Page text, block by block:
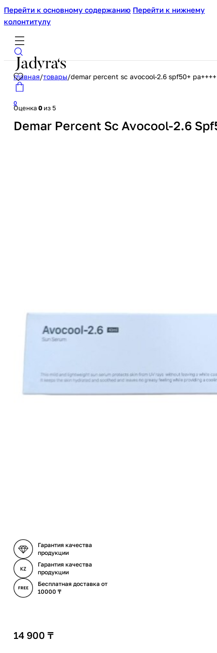
Перейти к основному содержанию Перейти к нижнему
колонтитулу
0
главная/товары/demar percent sc avocool-2.6 spf50+
Оценка0 из 5
Demar Percent Sc Avocool-2.6
Гарантия качества
продукции
Гарантия качества
продукции
Бесплатная доставка от
10000 ₸
14 900 ₸